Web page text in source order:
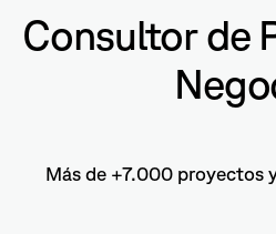
Consultor de
Más de +7.000 proyectos